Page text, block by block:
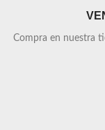
Compra en nuestra